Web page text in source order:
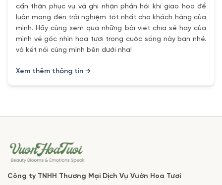
cẩn thận phục vụ và ghi nhận phản hồi khi giao hoa để
luôn mang đến trải nghiệm tốt nhất cho khách hàng của
mình. Hãy cùng xem qua những bài viết chia sẻ hay của
mình về góc nhìn hoa tươi trong cuộc sống này bạn nhé.
và kết nối cùng mình bên dưới nha!
Xem thêm thông tin →
Công ty TNHH Thương Mại Dịch Vụ Vườn Hoa Tươi